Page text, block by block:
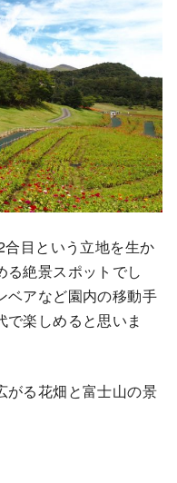
合目という立地を生か
る絶景スポットでし
ベアなど園内の移動手
楽しめると思いま
がる花畑と富士山の景